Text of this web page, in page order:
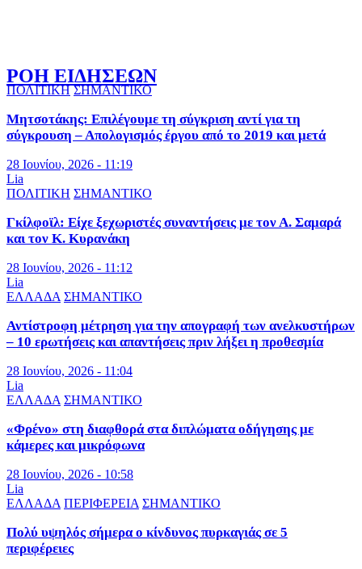
ΡΟΗ ΕΙΔΗΣΕΩΝ
ΠΟΛΙΤΙΚΗ ΣΗΜΑΝΤΙΚΟ
Μητσοτάκης: Επιλέγουμε τη σύγκριση αντί για τη
σύγκρουση – Απολογισμός έργου από το 2019 και μετά
28 Ιουνίου, 2026 - 11:19
Lia
ΠΟΛΙΤΙΚΗ ΣΗΜΑΝΤΙΚΟ
Γκίλφοϊλ: Είχε ξεχωριστές συναντήσεις με τον Α. Σαμαρά
και τον Κ. Κυρανάκη
28 Ιουνίου, 2026 - 11:12
Lia
ΕΛΛΑΔΑ ΣΗΜΑΝΤΙΚΟ
Αντίστροφη μέτρηση για την απογραφή των ανελκυστήρων
– 10 ερωτήσεις και απαντήσεις πριν λήξει η προθεσμία
28 Ιουνίου, 2026 - 11:04
Lia
ΕΛΛΑΔΑ ΣΗΜΑΝΤΙΚΟ
«Φρένο» στη διαφθορά στα διπλώματα οδήγησης με
κάμερες και μικρόφωνα
28 Ιουνίου, 2026 - 10:58
Lia
ΕΛΛΑΔΑ ΠΕΡΙΦΕΡΕΙΑ ΣΗΜΑΝΤΙΚΟ
Πολύ υψηλός σήμερα ο κίνδυνος πυρκαγιάς σε 5
περιφέρειες